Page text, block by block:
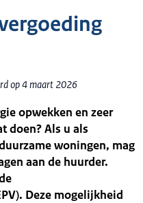
op 4 maart 2026
opwekken en zeer
doen? Als u als
woningen, mag
aan de huurder.
Deze mogelijkheid